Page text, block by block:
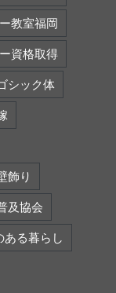
教室福岡
資格取得
シック体
飾り
及協会
ある暮らし